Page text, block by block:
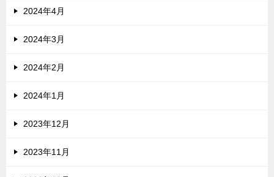
2024年4月
2024年3月
2024年2月
2024年1月
2023年12月
2023年11月